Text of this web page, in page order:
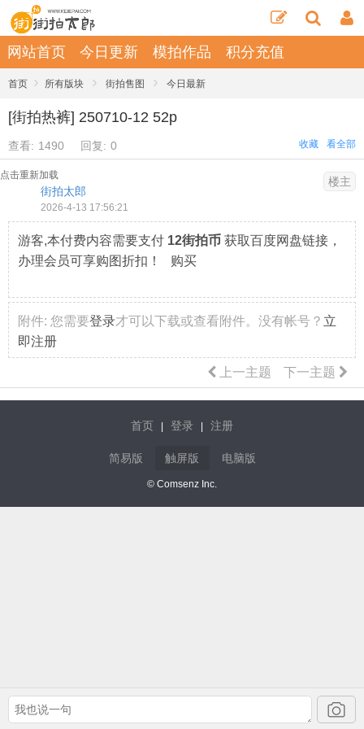
网站首页 今日更新 模拍作品 积分充值
首页 › 所有版块 › 街拍售图 › 今日最新
[街拍热裤] 250710-12 52p
查看: 1490 回复: 0 看全部
收藏
点击重新加载
街拍太郎
2026-4-13 17:56:21
楼主
游客,本付费内容需要支付 12街拍币 获取百度网盘链接，
办理会员可享购图折扣！ 购买
附件: 您需要登录才可以下载或查看附件。没有帐号？ 立
即注册
下一主题
上一主题
首页 登录 注册
简易版 触屏版 电脑版
© Comsenz Inc.